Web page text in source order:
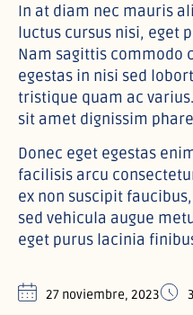
27 noviembre, 2023
In at diam nec mauris
luctus cursus nisi, eget
Nam sagittis commodo
egestas in nisi sed
tristique quam ac
sit amet dignissim
Donec eget egestas
facilisis arcu
ex non suscipit
sed vehicula augue
eget purus lacinia